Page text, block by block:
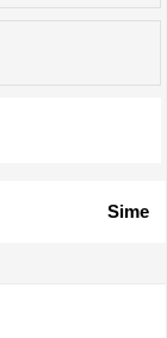
Sime